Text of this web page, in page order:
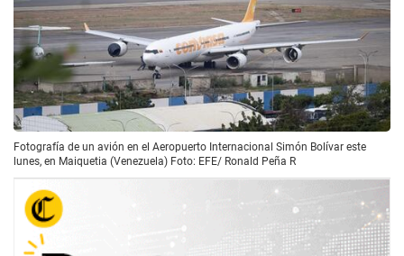
Fotografía de un avión en el Aeropuerto Internacional Simón Bolívar este
lunes, en Maiquetia (Venezuela) Foto: EFE/ Ronald Peña R